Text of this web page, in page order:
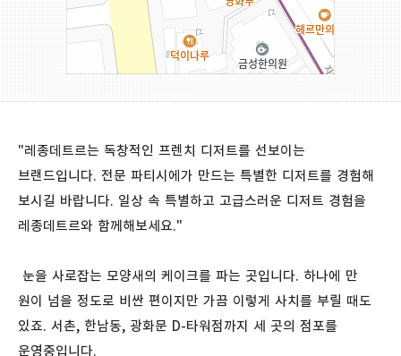
"레종데트르는 독창적인 프렌치 디저트를 선보이는
브랜드입니다. 전문 파티시에가 만드는 특별한 디저트를 경험해
보시길 바랍니다. 일상 속 특별하고 고급스러운 디저트 경험을
레종데트르와 함께해보세요."
눈을 사로잡는 모양새의 케이크를 파는 곳입니다. 하나에 만
원이 넘을 정도로 비싼 편이지만 가끔 이렇게 사치를 부릴 때도
있죠. 서촌, 한남동, 광화문 D-타워점까지 세 곳의 점포를
운영중입니다.